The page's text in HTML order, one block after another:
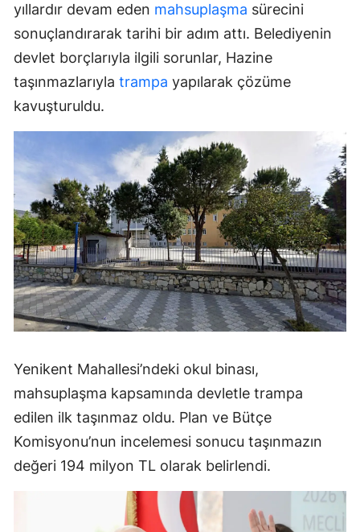
yıllardır devam eden mahsuplaşma sürecini
sonuçlandırarak tarihi bir adım attı. Belediyenin
devlet borçlarıyla ilgili sorunlar, Hazine
taşınmazlarıyla trampa yapılarak çözüme
kavuşturuldu.
Yenikent Mahallesi’ndeki okul binası,
mahsuplaşma kapsamında devletle trampa
edilen ilk taşınmaz oldu. Plan ve Bütçe
Komisyonu’nun incelemesi sonucu taşınmazın
değeri 194 milyon TL olarak belirlendi.